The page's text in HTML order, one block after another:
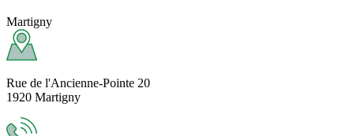
Martigny
Rue de l'Ancienne-Pointe 20
1920 Martigny